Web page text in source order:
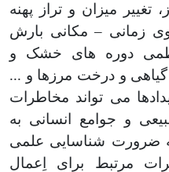
میزان و تراز پهنه
زمانی – مکانی بارش
دوره های خشک و
و درخت مرزها و ...
می تواند مخاطرات
و جوامع انسانی به
ضرورت شناسایی علمی
مرتبط برای اِعمال